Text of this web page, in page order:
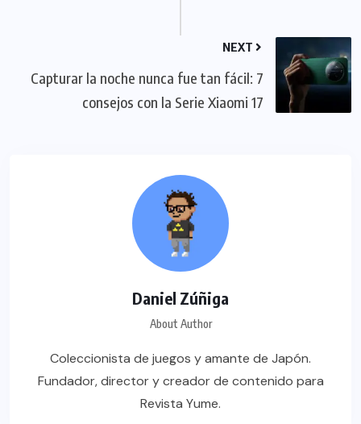
NEXT
Capturar la noche nunca fue tan fácil: 7
consejos con la Serie Xiaomi 17
Daniel Zúñiga
About Author
Coleccionista de juegos y amante de Japón.
Fundador, director y creador de contenido para
Revista Yume.